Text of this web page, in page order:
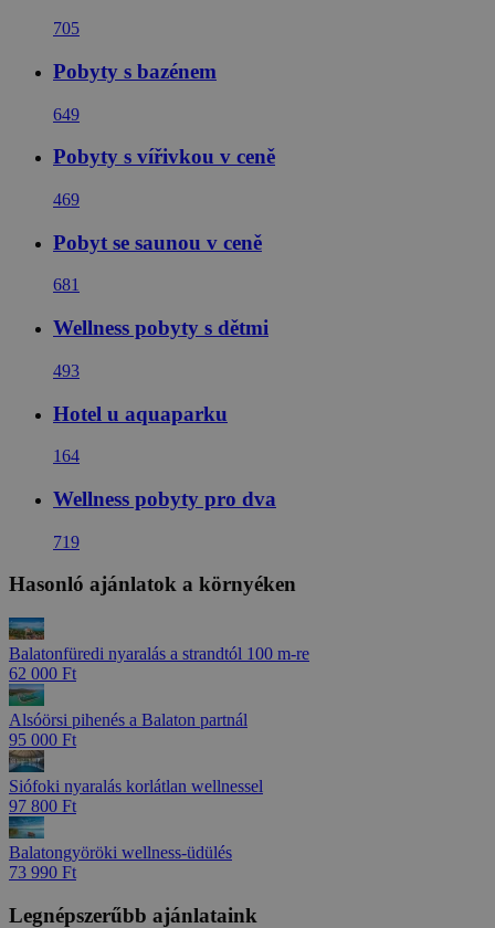
705
Pobyty s bazénem
649
Pobyty s vířivkou v ceně
469
Pobyt se saunou v ceně
681
Wellness pobyty s dětmi
493
Hotel u aquaparku
164
Wellness pobyty pro dva
719
Hasonló ajánlatok a környéken
Balatonfüredi nyaralás a strandtól 100 m-re
62 000 Ft
Alsóörsi pihenés a Balaton partnál
95 000 Ft
Siófoki nyaralás korlátlan wellnessel
97 800 Ft
Balatongyöröki wellness-üdülés
73 990 Ft
Legnépszerűbb ajánlataink